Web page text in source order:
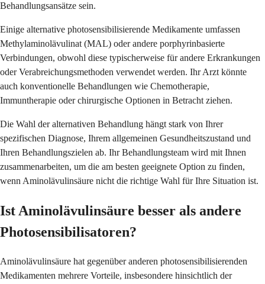
Behandlungsansätze sein.
Einige alternative photosensibilisierende Medikamente umfassen
Methylaminolävulinat (MAL) oder andere porphyrinbasierte
Verbindungen, obwohl diese typischerweise für andere Erkrankungen
oder Verabreichungsmethoden verwendet werden. Ihr Arzt könnte
auch konventionelle Behandlungen wie Chemotherapie,
Immuntherapie oder chirurgische Optionen in Betracht ziehen.
Die Wahl der alternativen Behandlung hängt stark von Ihrer
spezifischen Diagnose, Ihrem allgemeinen Gesundheitszustand und
Ihren Behandlungszielen ab. Ihr Behandlungsteam wird mit Ihnen
zusammenarbeiten, um die am besten geeignete Option zu finden,
wenn Aminolävulinsäure nicht die richtige Wahl für Ihre Situation ist.
Ist Aminolävulinsäure besser als andere
Photosensibilisatoren?
Aminolävulinsäure hat gegenüber anderen photosensibilisierenden
Medikamenten mehrere Vorteile, insbesondere hinsichtlich der